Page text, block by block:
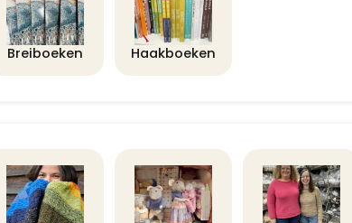
Breiboeken Haakboeken